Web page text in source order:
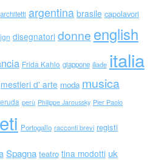
architetti argentina brasile capolavori
disegnatori donne english
Frida Kahlo giappone iliade italia
mestieri d' arte moda musica
perù Philippe Jaroussky Pier Paolo
Portogallo racconti brevi registi
Spagna teatro tina modotti uk